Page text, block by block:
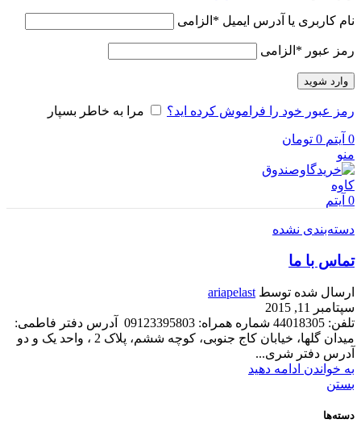
نام کاربری یا آدرس ایمیل * الزامی
رمز عبور * الزامی
وارد شوید
رمز عبور خود را فراموش کرده اید؟ مرا به خاطر بسپار
0 آیتم 0 تومان
منو
0 آیتم
دسته‌بندی نشده
تماس با ما
ارسال شده توسط ariapelast
سپتامبر 11, 2015
تلفن: 44018305 شماره همراه: 09123395803 آدرس دفتر فاطمی:
میدان گلها، خیابان کاج جنوبی، کوچه ششم، پلاک 2 ، واحد یک و دو
آدرس دفتر شری...
به خواندن ادامه دهید
بستن
دسته‌ها